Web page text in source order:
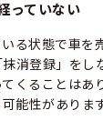
っていない
る状態で車を
消登録」をし
くることは
能性がありま